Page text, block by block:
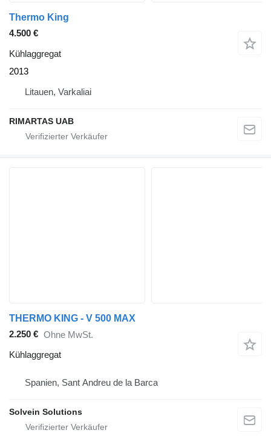
Thermo King
4.500 €
Kühlaggregat
2013
Litauen, Varkaliai
RIMARTAS UAB
THERMO KING - V 500 MAX
2.250 € Ohne MwSt.
Kühlaggregat
Spanien, Sant Andreu de la Barca
Solvein Solutions